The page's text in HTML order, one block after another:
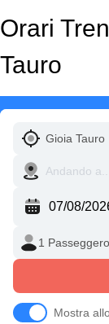
Orari
Tauro
Mostra